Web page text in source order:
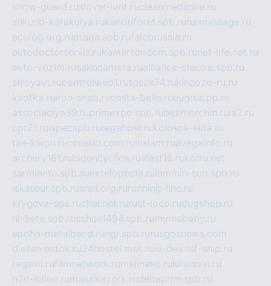
snow-guard.ruslovar-ivrit.rucleanmedicine.ru
shkurki-karakulya.rukanotiforet.spb.rututmassage.ru
ecolog.org.rupraga.spb.rufalcorussia.ru
autodoctorservis.rukamertondom.spb.ru net-life.net.ru
avto-vozim.rusakhcamera.rualliance-electro.spb.ru
stroyavt.rucontrolweb1.rutdsak74.rukinzozo-ru.ru
kvotka.ru iron-snab.rucosta-bella.rueugrus.pp.ru
associaciya39.ruprimexpo.spb.rubezmorchin.ru ia2.ru
cpt21.ru ispecspb.ru regahost.rukolosok-elita.ru
tae-kwon.ruconsrio.com.ru insiam.ruavegainfo.ru
archery161.rubigencyclica.ruvlast16.rukorru.net
sarmiento.spb.suextelopedia.ru lammin-suo.spb.ru
iskatour.spb.rusnpi.org.ru running-line.ru
krygeva-spa.ruchel.net.ru rust-loco.rudugshop.ru
hl-beta.spb.ruschool494.spb.ru mymubaby.ru
epoha-metalband.ru ngr.spb.ru rusgosnews.com
dieselvostok.ru24hostel.msk.ruw-dev.ruf-ship.ru
regsmi.rufilmnetwork.ru malinasp.rukinosvin.ru
h2o-salon.ru malutkayork.rudeltaprim.spb.ru